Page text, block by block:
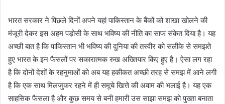
भारत सरकार ने पिछले दिनों अपने यहां पाकिस्तान के बैंकों को शाखा खोलने की
मंजूरी देकर इस अहम पड़ोसी के साथ भविष्य की नीति का साफ संकेत दिया है। यह
अच्छी बात है कि पाकिस्तान भी भविष्य की दुनिया की तस्वीर को सलीके से समझते
हुए भारत के इन फैसलों पर सकारात्मक रुख अख्तियार किए हुए है। ऐसा लग रहा
है कि दोनों देशों के रहनुमाओं को अब यह हकीकत अच्छी तरह से समझ में आने लगी
है कि एक साथ मिलजुकर रहने में ही समूचे खित्ते की अवाम की भलाई है। यह एक
साहसिक फैसला है और कुछ समय से बनी हमारी उस साझा समझ को पुख्ता बनाता